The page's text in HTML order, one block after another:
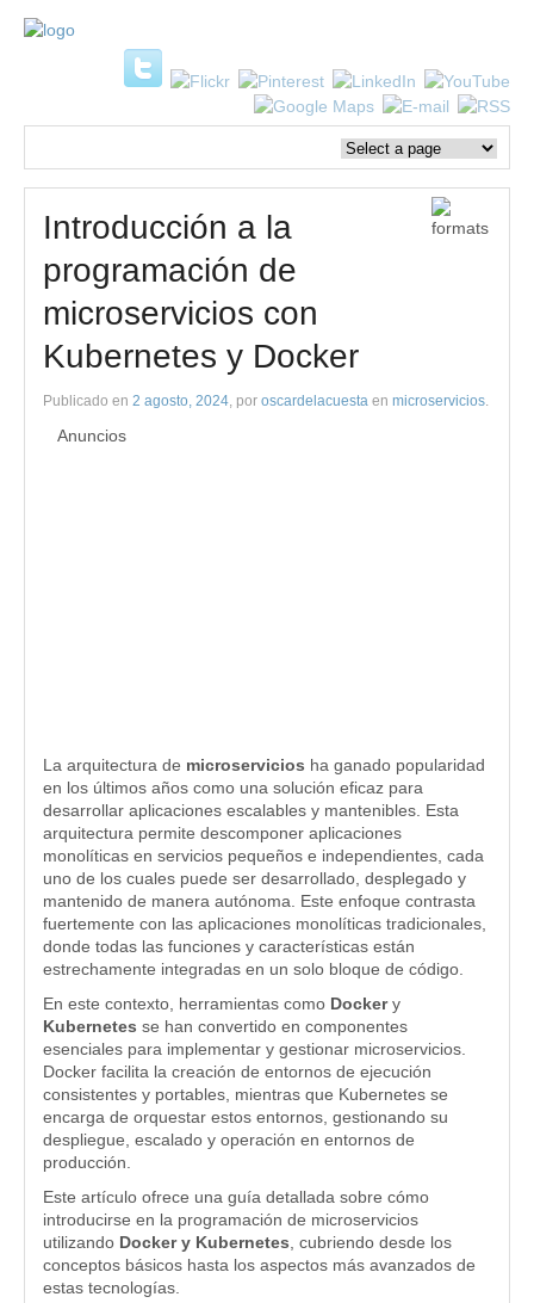
Introducción a la
programación de
microservicios con
Kubernetes y Docker
Publicado en 2 agosto, 2024, por oscardelacuesta en microservicios.
Anuncios
La arquitectura de microservicios ha ganado popularidad
en los últimos años como una solución eficaz para
desarrollar aplicaciones escalables y mantenibles. Esta
arquitectura permite descomponer aplicaciones
monolíticas en servicios pequeños e independientes, cada
uno de los cuales puede ser desarrollado, desplegado y
mantenido de manera autónoma. Este enfoque contrasta
fuertemente con las aplicaciones monolíticas tradicionales,
donde todas las funciones y características están
estrechamente integradas en un solo bloque de código.
En este contexto, herramientas como Dockery
Kubernetes se han convertido en componentes
esenciales para implementar y gestionar microservicios.
Docker facilita la creación de entornos de ejecución
consistentes y portables, mientras que Kubernetes se
encarga de orquestar estos entornos, gestionando su
despliegue, escalado y operación en entornos de
producción.
Este artículo ofrece una guía detallada sobre cómo
introducirse en la programación de microservicios
utilizando Docker y Kubernetes , cubriendo desde los
conceptos básicos hasta los aspectos más avanzados de
estas tecnologías.